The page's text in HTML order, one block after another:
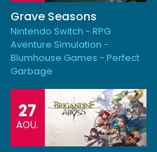
Grave Seasons
Nintendo Switch - RPG
Aventure Simulation -
Blumhouse Games - Perfect
Garbage
27
AOU.